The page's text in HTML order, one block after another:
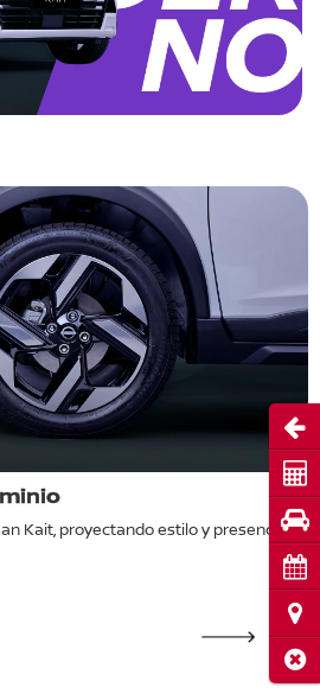
Kait, proyectando estilo y presencia